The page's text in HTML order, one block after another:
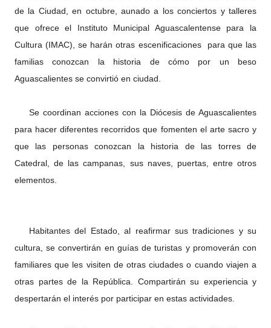
de la Ciudad, en octubre, aunado a los conciertos y talleres
que ofrece el Instituto Municipal Aguascalentense para la
Cultura (IMAC), se harán otras escenificaciones para que las
familias conozcan la historia de cómo por un beso
Aguascalientes se convirtió en ciudad.
Se coordinan acciones con la Diócesis de Aguascalientes
para hacer diferentes recorridos que fomenten el arte sacro y
que las personas conozcan la historia de las torres de
Catedral, de las campanas, sus naves, puertas, entre otros
elementos.
Habitantes del Estado, al reafirmar sus tradiciones y su
cultura, se convertirán en guías de turistas y promoverán con
familiares que les visiten de otras ciudades o cuando viajen a
otras partes de la República. Compartirán su experiencia y
despertarán el interés por participar en estas actividades.